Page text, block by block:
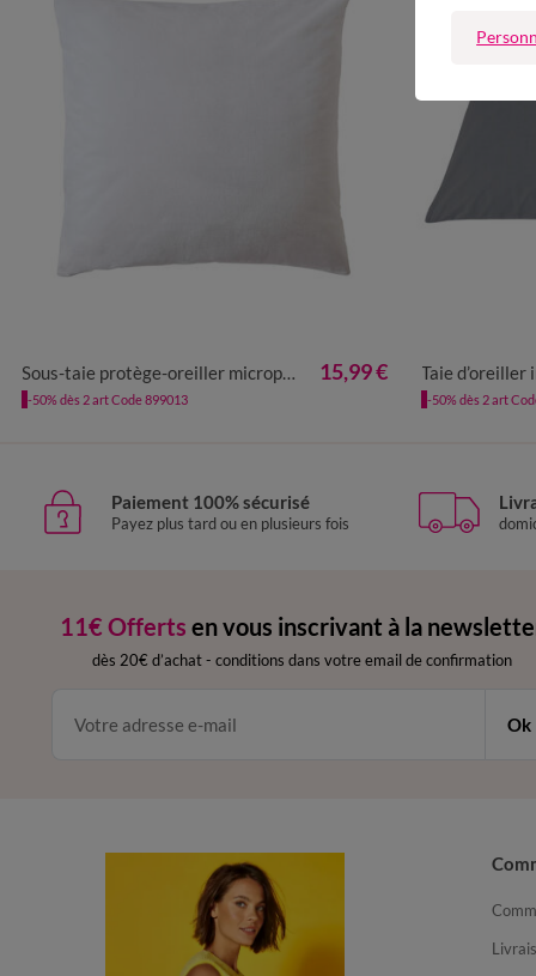
Sous-taie protège-oreiller micropolaire imperméable 15,99 €
-50% dès 2 art Code 899013
Taie
-50% dès 2 art
Paiement 100% sécurisé
Payez plus tard ou en plusieurs fois
11€ Offerts en vous inscrivant à la
dès 20€ d’achat - conditions dans votre email de confirmation
Ok